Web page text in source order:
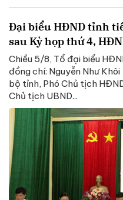
Đại biểu HĐND tỉnh
sau Kỳ họp thứ 4,
Chiều 5/8, Tổ đại biểu
đồng chí: Nguyễn Như
bộ tỉnh, Phó Chủ tịch
Chủ tịch UBND...